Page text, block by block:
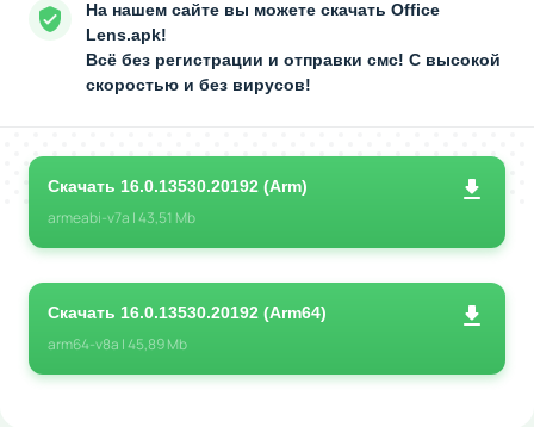
На нашем сайте вы можете скачать Office
Lens.apk!
Всё без регистрации и отправки смс! С высокой
скоростью и без вирусов!
Скачать 16.0.13530.20192 (Arm)
armeabi-v7a | 43,51 Mb
Скачать 16.0.13530.20192 (Arm64)
arm64-v8a | 45,89 Mb